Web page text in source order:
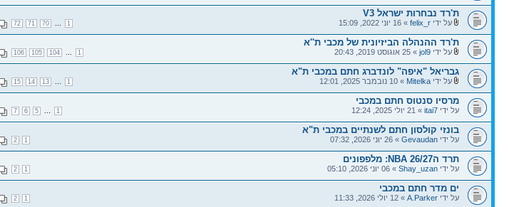
ת'רד נבחרות ישראל V3
1
70
71
72 על ידי felix_r » 16 יוני 2022, 15:09
ת'רד ההנהלה הביזיונית של מכבי ת''א
1
104
105
106 על ידי jol9 » 25 אוגוסט 2019, 20:43
גבריאל "איפה" לונדברג חתם במכבי ת"א
1
13
14
15 על ידי Mitelka » 10 נובמבר 2025, 12:01
מרסיו סנטוס חתם במכבי
1
5
6
7 על ידי itai7 » 21 יולי 2025, 12:24
בונזי קולסון חתם לשנתיים במכבי ת"א
1
2 על ידי Gevaudan » 26 יוני 2026, 07:32
תרד הNBA 26/27: מלפפונים
1
2 על ידי Shay_uzan » 06 יוני 2026, 05:10
ים מדר חתם במכבי
1
2 על ידי A.Parker » 12 יולי 2026, 11:33